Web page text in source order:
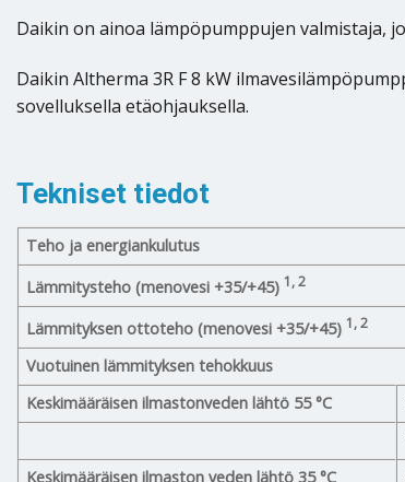
Daikin on ainoa lämpöpumppujen valmistaja,
Daikin Altherma 3R F 8 kW
sovelluksella etäohjauksella.
Tekniset tiedot
Teho ja energiankulutus
Lämmitysteho (menovesi +35/+45) 1, 2
Lämmityksen ottoteho (menovesi +35/+45) 1, 2
Vuotuinen lämmityksen tehokkuus
Keskimääräisen ilmastonveden lähtö 55 °C
Keskimääräisen ilmaston veden lähtö 35 °C